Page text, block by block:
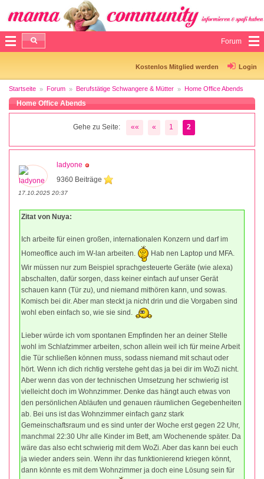
Forum
Kostenlos Mitglied werden Login
Startseite Forum Berufstätige Schwangere & Mütter Home Office Abends
Home Office Abends
Gehe zu Seite: «« « 1 2
ladyone
9360 Beiträge
17.10.2025 20:37
Zitat von Nuya:
Ich arbeite für einen großen, internationalen Konzern und darf im
Homeoffice auch im W-lan arbeiten.
Hab nen Laptop und MFA.
Wir müssen nur zum Beispiel sprachgesteuerte Geräte (wie alexa)
abschalten, dafür sorgen, dass keiner einfach auf unser Gerät
schauen kann (Tür zu), und niemand mithören kann, und sowas.
Komisch bei dir. Aber man steckt ja nicht drin und die Vorgaben sind
wohl eben einfach so, wie sie sind.
Lieber würde ich vom spontanen Empfinden her an deiner Stelle
wohl im Schlafzimmer arbeiten, schon allein weil ich für meine Arbeit
die Tür schließen können muss, sodass niemand mit schaut oder
hört. Wenn ich dich richtig verstehe geht das ja bei dir im WoZi nicht.
Aber wenn das von der technischen Umsetzung her schwierig ist
vielleicht doch im Wohnzimmer. Denke das hängt auch etwas von
den persönlichen Abläufen und genauen räumlichen Gegebenheiten
ab. Bei uns ist das Wohnzimmer einfach ganz stark
Gemeinschaftsraum und es sind unter der Woche erst gegen 22 Uhr,
manchmal 22:30 Uhr alle Kinder im Bett, am Wochenende später. Da
wäre das also echt schwierig mit dem WoZi. Aber das kann bei euch
ja wieder anders sein. Wenn ihr das funktionierend kriegen könnt,
dann könnte es mit dem Wohnzimmer ja doch eine Lösung sein für